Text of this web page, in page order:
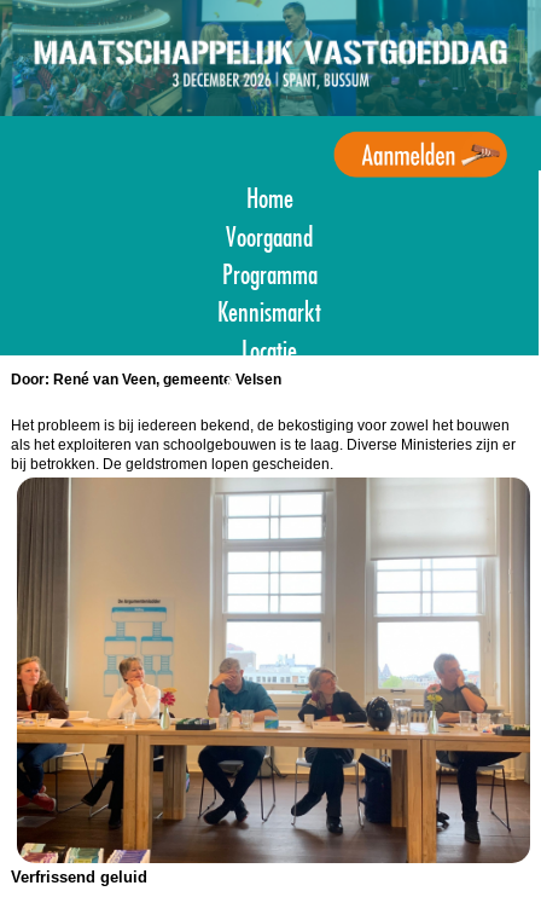
Overslaan
en
naar
de
inhoud
gaan
Home
Voorgaand
Programma
Kennismarkt
Locatie
Aanmelden
Door: René van Veen, gemeente Velsen
Het probleem is bij iedereen bekend, de bekostiging voor zowel het bouwen
als het exploiteren van schoolgebouwen is te laag. Diverse Ministeries zijn er
bij betrokken. De geldstromen lopen gescheiden.
Image
Verfrissend geluid